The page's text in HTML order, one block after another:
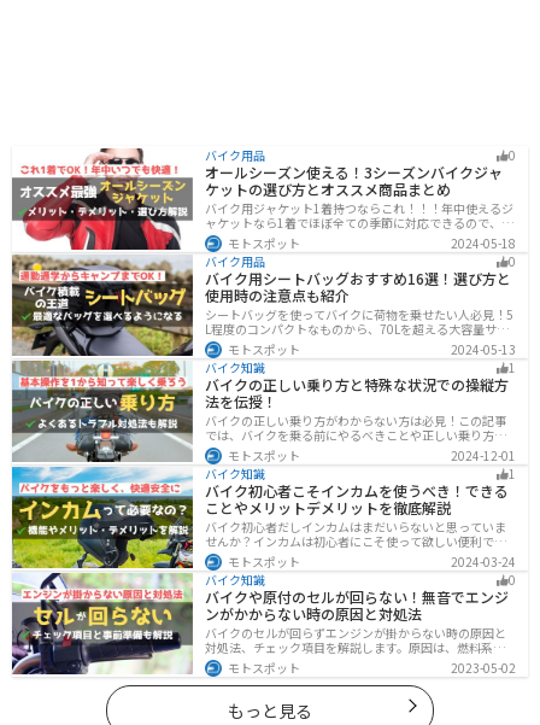
バイク用品 0
オールシーズン使える！3シーズンバイクジャ
ケットの選び方とオススメ商品まとめ
バイク用ジャケット1着持つならこれ！！！年中使えるジ
ャケットなら1着でほぼ全ての季節に対応できるので、出
費も抑えられます。真夏や真冬など極端な季節に乗る場
合は専用ジャケットがあるとより快適になるのでツーリ
ングスタイルに合わせて検討してください。
モトスポット
2024-05-18
バイク用品
0
バイク用シートバッグおすすめ16選！選び方と
使用時の注意点も紹介
シートバッグを使ってバイクに荷物を乗せたい人必見！5
L程度のコンパクトなものから、70Lを超える大容量サイ
ズまでシートバッグは種類が豊富です。用途に合わせて
選べば今よりもっと快適に荷物を運ぶことができます。
この記事でバッグの種類や選び方、オススメ商品を紹介
します。
モトスポット
2024-05-13
バイク知識
1
バイクの正しい乗り方と特殊な状況での操縦方
法を伝授！
バイクの正しい乗り方がわからない方は必見！この記事
では、バイクを乗る前にやるべきことや正しい乗り方、
トラブルと対処法を解説しています。実は、車と気をつ
ける部分はかなり異なるので注意が必要です。この記事
を読めば、安全で快適なバイクライフを送れます。
モトスポット
2024-12-01
バイク知識
1
バイク初心者こそインカムを使うべき！できる
ことやメリットデメリットを徹底解説
バイク初心者だしインカムはまだいらないと思っていま
せんか？インカムは初心者にこそ使って欲しい便利で安
全に運転するための機器です。インカムでできることや
メリットデメリットなどまとめましたので、気になって
いる人はぜひ参考にしてください。
モトスポット
2024-03-24
バイク知識
0
バイクや原付のセルが回らない！無音でエンジ
ンがかからない時の原因と対処法
バイクのセルが回らずエンジンが掛からない時の原因と
対処法、チェック項目を解説します。原因は、燃料系・
電装系・その他に分かれますが、バッテリー上がりが原
因であることが多いです。その場合、押しがけやバッテ
リー復旧サービスなどを活用しましょう。事前にできる
対処準備についても解説します。
モトスポット 2023-05-02
もっと見る